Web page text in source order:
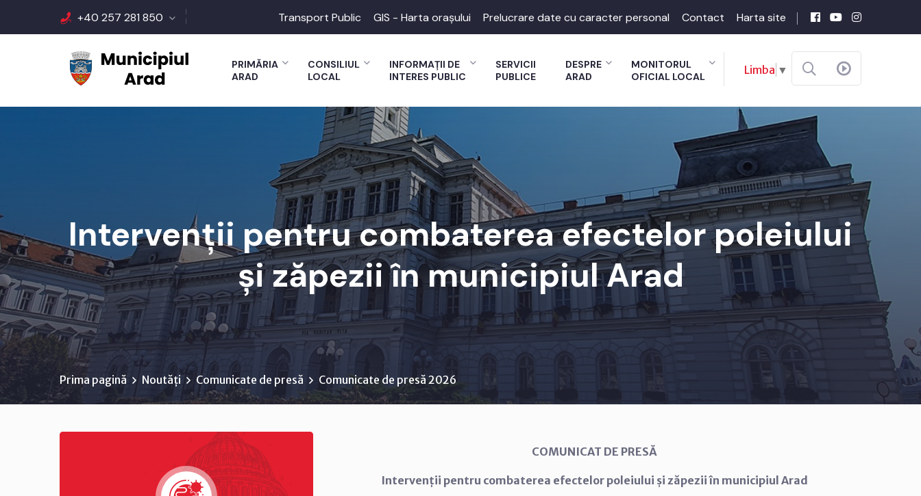
+40 257 281 850 Transport Public GIS - Harta orașului Prelucrare date cu caracter personal Contact Harta site
PRIMĂRIA
ARAD
CONSILIUL
LOCAL
INFORMAȚII DE
INTERES PUBLIC
SERVICII
PUBLICE
DESPRE
ARAD
MONITORUL
OFICIAL LOCAL
Limba ▼
Intervenții pentru combaterea efectelor poleiului
și zăpezii în municipiul Arad
Prima pagină Noutăți Comunicate de presă Comunicate de presă 2026
COMUNICAT DE PRESĂ
Intervenții pentru combaterea efectelor poleiului și zăpezii în municipiul Arad